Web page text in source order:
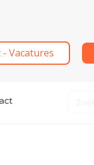
Vacatures